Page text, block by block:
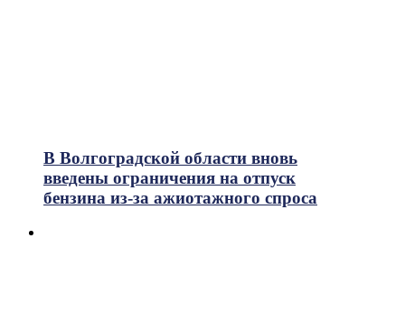
В Волгоградской области вновь
введены ограничения на отпуск
бензина из-за ажиотажного спроса